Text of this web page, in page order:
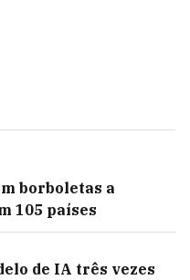
borboletas a
105 países
de IA três vezes